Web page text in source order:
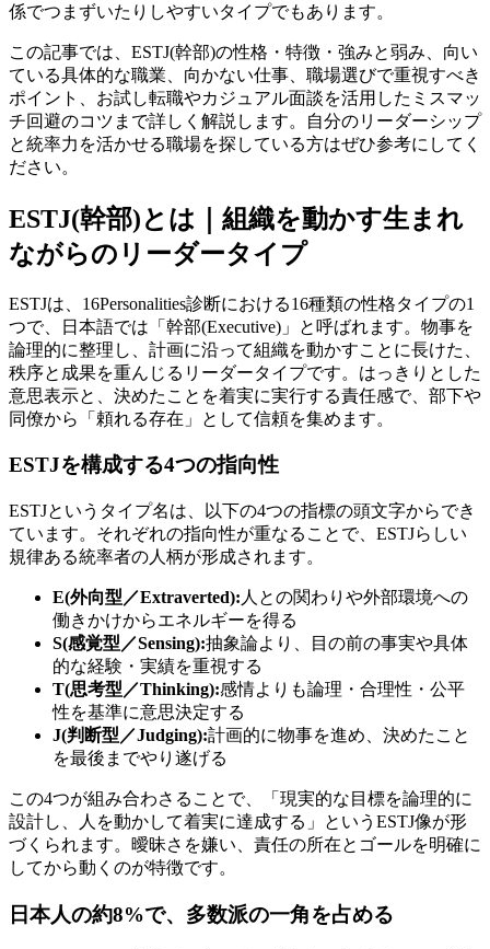
係でつまずいたりしやすいタイプでもあります。
この記事では、ESTJ(幹部)の性格・特徴・強みと弱み、向い
ている具体的な職業、向かない仕事、職場選びで重視すべき
ポイント、お試し転職やカジュアル面談を活用したミスマッ
チ回避のコツまで詳しく解説します。自分のリーダーシップ
と統率力を活かせる職場を探している方はぜひ参考にしてく
ださい。
ESTJ(幹部)とは｜組織を動かす生まれ
ながらのリーダータイプ
ESTJは、16Personalities診断における16種類の性格タイプの1
つで、日本語では「幹部(Executive)」と呼ばれます。物事を
論理的に整理し、計画に沿って組織を動かすことに長けた、
秩序と成果を重んじるリーダータイプです。はっきりとした
意思表示と、決めたことを着実に実行する責任感で、部下や
同僚から「頼れる存在」として信頼を集めます。
ESTJを構成する4つの指向性
ESTJというタイプ名は、以下の4つの指標の頭文字からでき
ています。それぞれの指向性が重なることで、ESTJらしい
規律ある統率者の人柄が形成されます。
E(外向型／Extraverted): 人との関わりや外部環境への
働きかけからエネルギーを得る
S(感覚型／Sensing):抽象論より、目の前の事実や具体
的な経験・実績を重視する
T(思考型／Thinking):感情よりも論理・合理性・公平
性を基準に意思決定する
J(判断型／Judging):計画的に物事を進め、決めたこと
を最後までやり遂げる
この4つが組み合わさることで、「現実的な目標を論理的に
設計し、人を動かして着実に達成する」というESTJ像が形
づくられます。曖昧さを嫌い、責任の所在とゴールを明確に
してから動くのが特徴です。
日本人の約8%で、多数派の一角を占める